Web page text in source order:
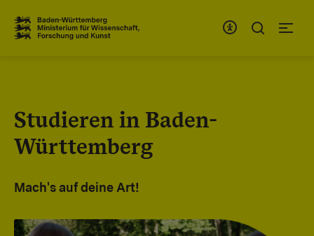
Studieren in Baden-
Württemberg
Mach's auf deine Art!